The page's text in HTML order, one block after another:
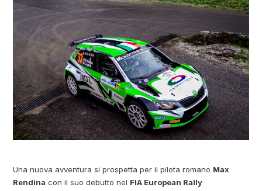
Una nuova avventura si prospetta per il pilota romano Max
Rendina con il suo debutto nel FIA European Rally